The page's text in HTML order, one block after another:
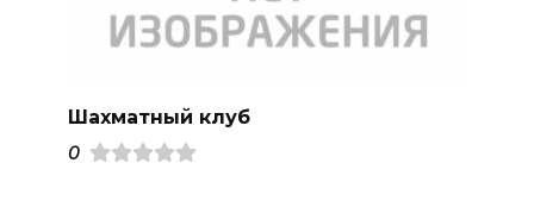
Шахматный клуб
0